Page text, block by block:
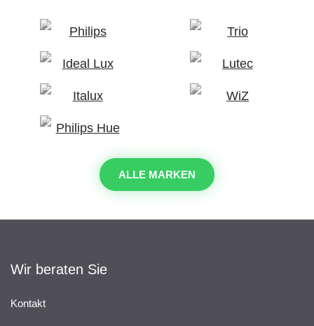
ALLE MARKEN
Wir beraten Sie
Kontakt